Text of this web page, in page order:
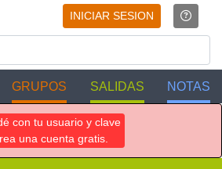
INICIAR SESION
GRUPOS SALIDAS NOTAS
con tu usuario y clave
una cuenta gratis.